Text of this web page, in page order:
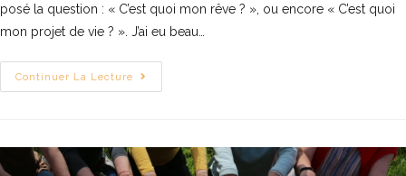
posé la question : « C’est quoi mon rêve ? », ou encore « C’est quoi
mon projet de vie ? ». J’ai eu beau…
Continuer La Lecture